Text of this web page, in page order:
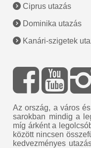
Ciprus utazás
Dominika utazás
Kanári-szigetek
Az ország, a város
sarokban mindig a
míg árként a
között nincsen
kedvezményes